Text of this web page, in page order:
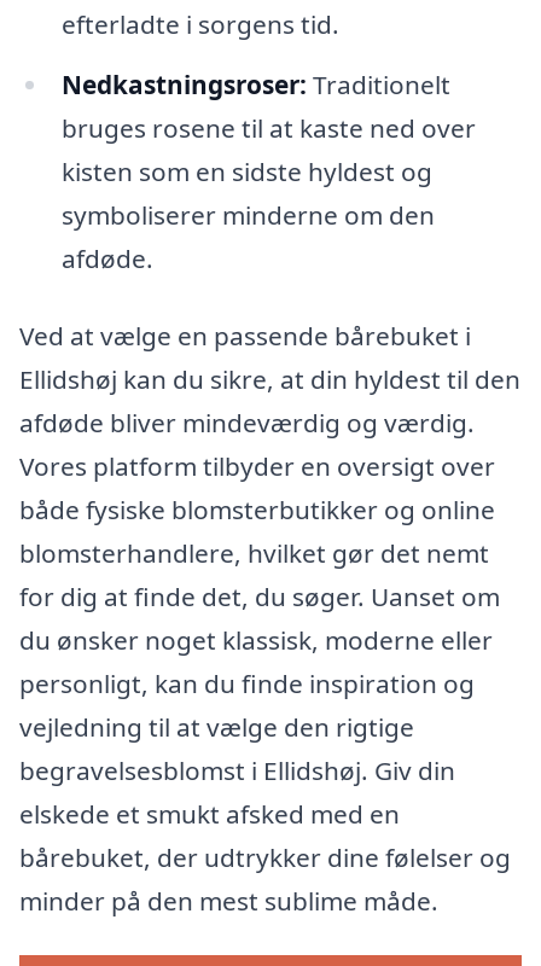
efterladte i sorgens tid.
Nedkastningsroser: Traditionelt
bruges rosene til at kaste ned over
kisten som en sidste hyldest og
symboliserer minderne om den
afdøde.
Ved at vælge en passende bårebuket i
Ellidshøj kan du sikre, at din hyldest til den
afdøde bliver mindeværdig og værdig.
Vores platform tilbyder en oversigt over
både fysiske blomsterbutikker og online
blomsterhandlere, hvilket gør det nemt
for dig at finde det, du søger. Uanset om
du ønsker noget klassisk, moderne eller
personligt, kan du finde inspiration og
vejledning til at vælge den rigtige
begravelsesblomst i Ellidshøj. Giv din
elskede et smukt afsked med en
bårebuket, der udtrykker dine følelser og
minder på den mest sublime måde.